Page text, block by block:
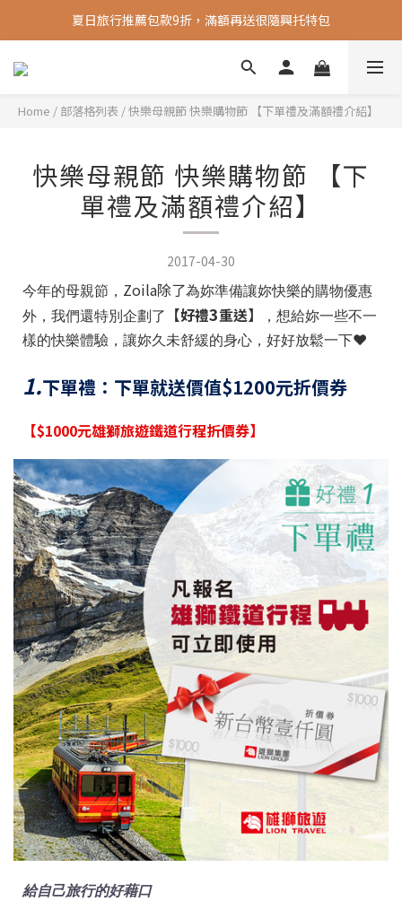
新會員送 100元首購金
夏日旅行推薦包款9折，滿額再送很隨興托特包
新會員送 100元首購金
Home / 部落格列表 /快樂母親節 快樂購物節 【下單禮及滿額禮介紹】
快樂母親節 快樂購物節 【下
單禮及滿額禮介紹】
2017-04-30
今年的母親節， Zoila除了為妳準備讓妳快樂的購物優惠
外，我們還特別企劃了
【好禮3重送】
，想給妳一些不一
樣的快樂體驗，讓妳久未舒緩的身心，好好放鬆一下❤
1.下單禮：下單就送價值$1200元折價券
【$1000元雄獅旅遊鐵道行程折價券】
給自己旅行的好藉口